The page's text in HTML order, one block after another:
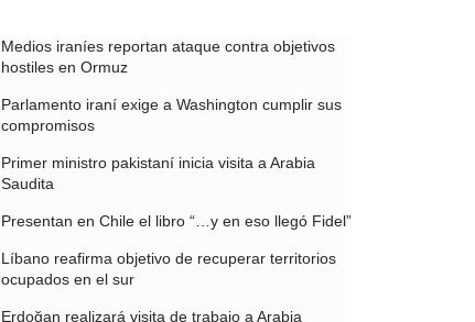
Medios iraníes reportan ataque contra objetivos
hostiles en Ormuz
Parlamento iraní exige a Washington cumplir sus
compromisos
Primer ministro pakistaní inicia visita a Arabia
Saudita
Presentan en Chile el libro “…y en eso llegó Fidel”
Líbano reafirma objetivo de recuperar territorios
ocupados en el sur
Erdoğan realizará visita de trabajo a Arabia